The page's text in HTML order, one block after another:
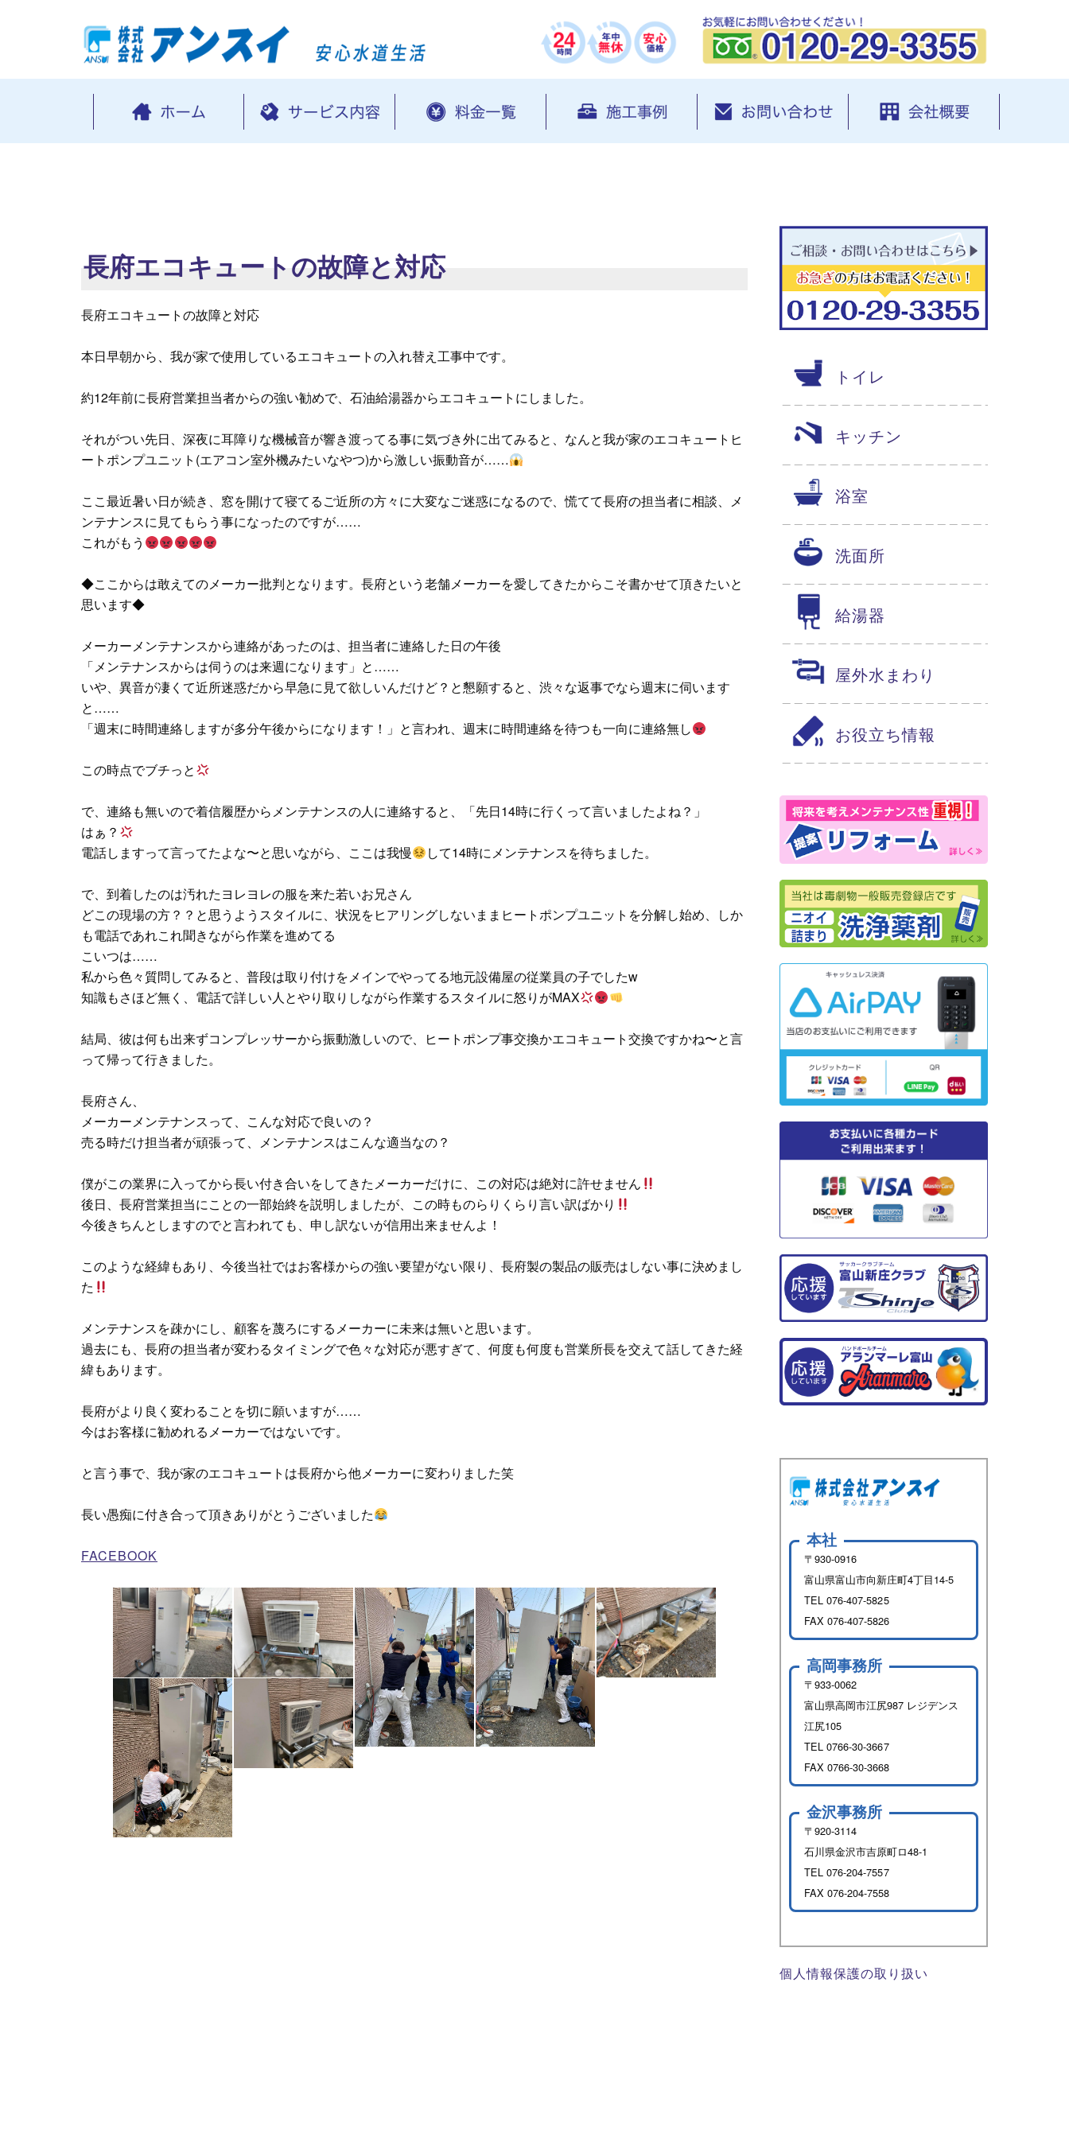
長府エコキュートの故障と対応
長府エコキュートの故障と対応
本日早朝から、我が家で使用しているエコキュートの入れ替え工事中です。
約12年前に長府営業担当者からの強い勧めで、石油給湯器からエコキュートにしました。
それがつい先日、深夜に耳障りな機械音が響き渡ってる事に気づき外に出てみると、なんと我が家のエコキュートヒ
ートポンプユニット(エアコン室外機みたいなやつ)から激しい振動音が……
ここ最近暑い日が続き、窓を開けて寝てるご近所の方々に大変なご迷惑になるので、慌てて長府の担当者に相談、メ
ンテナンスに見てもらう事になったのですが……
これがもう
◆ここからは敢えてのメーカー批判となります。長府という老舗メーカーを愛してきたからこそ書かせて頂きたいと
思います◆
メーカーメンテナンスから連絡があったのは、担当者に連絡した日の午後
「メンテナンスからは伺うのは来週になります」と……
いや、異音が凄くて近所迷惑だから早急に見て欲しいんだけど？と懇願すると、渋々な返事でなら週末に伺います
と……
「週末に時間連絡しますが多分午後からになります！」と言われ、週末に時間連絡を待つも一向に連絡無し
この時点でブチっと
で、連絡も無いので着信履歴からメンテナンスの人に連絡すると、「先日14時に行くって言いましたよね？」
はぁ？
電話しますって言ってたよな〜と思いながら、ここは我慢
して14時にメンテナンスを待ちました。
で、到着したのは汚れたヨレヨレの服を来た若いお兄さん
どこの現場の方？？と思うようスタイルに、状況をヒアリングしないままヒートポンプユニットを分解し始め、しか
も電話であれこれ聞きながら作業を進めてる
こいつは……
私から色々質問してみると、普段は取り付けをメインでやってる地元設備屋の従業員の子でしたw
知識もさほど無く、電話で詳しい人とやり取りしながら作業するスタイルに怒りがMAX
結局、彼は何も出来ずコンプレッサーから振動激しいので、ヒートポンプ事交換かエコキュート交換ですかね〜と言
って帰って行きました。
長府さん、
メーカーメンテナンスって、こんな対応で良いの？
売る時だけ担当者が頑張って、メンテナンスはこんな適当なの？
僕がこの業界に入ってから長い付き合いをしてきたメーカーだけに、この対応は絶対に許せません
後日、長府営業担当にことの一部始終を説明しましたが、この時ものらりくらり言い訳ばかり
今後きちんとしますのでと言われても、申し訳ないが信用出来ませんよ！
このような経緯もあり、今後当社ではお客様からの強い要望がない限り、長府製の製品の販売はしない事に決めまし
た
メンテナンスを疎かにし、顧客を蔑ろにするメーカーに未来は無いと思います。
過去にも、長府の担当者が変わるタイミングで色々な対応が悪すぎて、何度も何度も営業所長を交えて話してきた経
緯もあります。
長府がより良く変わることを切に願いますが……
今はお客様に勧めれるメーカーではないです。
と言う事で、我が家のエコキュートは長府から他メーカーに変わりました笑
長い愚痴に付き合って頂きありがとうございました
FACEBOOK
トイレ
キッチン
浴室
洗面所
給湯器
屋外水まわり
お役立ち情報
本社
〒930-0916
富山県富山市向新庄町4丁目14-5
TEL 076-407-5825
FAX 076-407-5826
高岡事務所
〒933-0062
富山県高岡市江尻987 レジデンス
江尻105
TEL 0766-30-3667
FAX 0766-30-3668
金沢事務所
〒920-3114
石川県金沢市吉原町ロ48-1
TEL 076-204-7557
FAX 076-204-7558
個人情報保護の取り扱い